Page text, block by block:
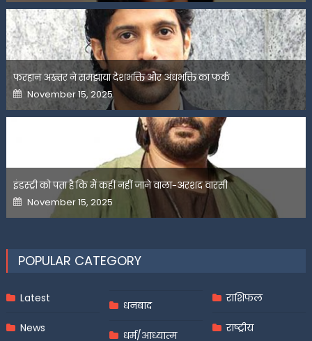
फरहान अख्तर ने समझाया देशभक्ति और अंधभक्ति का फर्क
Posted
on
November 15, 2025
इंडस्ट्री को पता है कि मैं कहीं नहीं जाने वाला-अरशद वारसी
Posted
on
November 15, 2025
POPULAR CATEGORY
Latest
News
धनबाद
धर्म/आध्यात्म
राशिफल
राष्ट्रीय